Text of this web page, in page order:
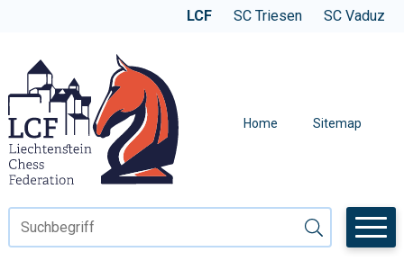
Navigieren in der LCF
SCHNELLNAVIGATION
WEBSITE WECHSELN
LCF SC Triesen SC Vaduz
Home Sitemap
Suchbegriff
Suche starten